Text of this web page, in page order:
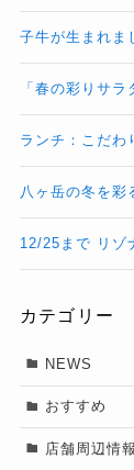
子牛が生まれま
「春の彩りサラ
ランチ：こだわ
八ヶ岳の冬を彩
12/25まで リゾ
カテゴリー
NEWS
おすすめ
店舗周辺情報